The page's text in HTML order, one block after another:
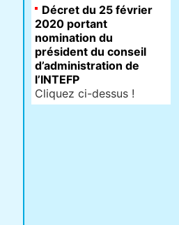
Décret du 25 février
2020 portant
nomination du
président du conseil
d’administration de
l’INTEFP
Cliquez ci-dessus !